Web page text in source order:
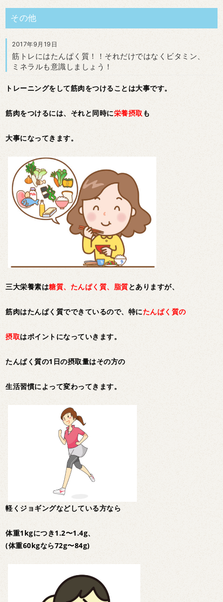
その他
2017年9月19日
筋トレにはたんぱく質！！それだけではなくビタミン、
ミネラルも意識しましょう！
トレーニングをして筋肉をつけることは大事です。
筋肉をつけるには、それと同時に栄養摂取 も
大事になってきます。
三大栄養素は糖質、たんぱく質、脂質とありますが、
筋肉はたんぱく質でできているので、特にたんぱく質の
摂取はポイントになっていきます。
たんぱく質の1日の摂取量はその方の
生活習慣によって変わってきます。
軽くジョギングなどしている方なら
体重1kgにつき1.2〜1.4g、
(体重60kgなら72g〜84g)